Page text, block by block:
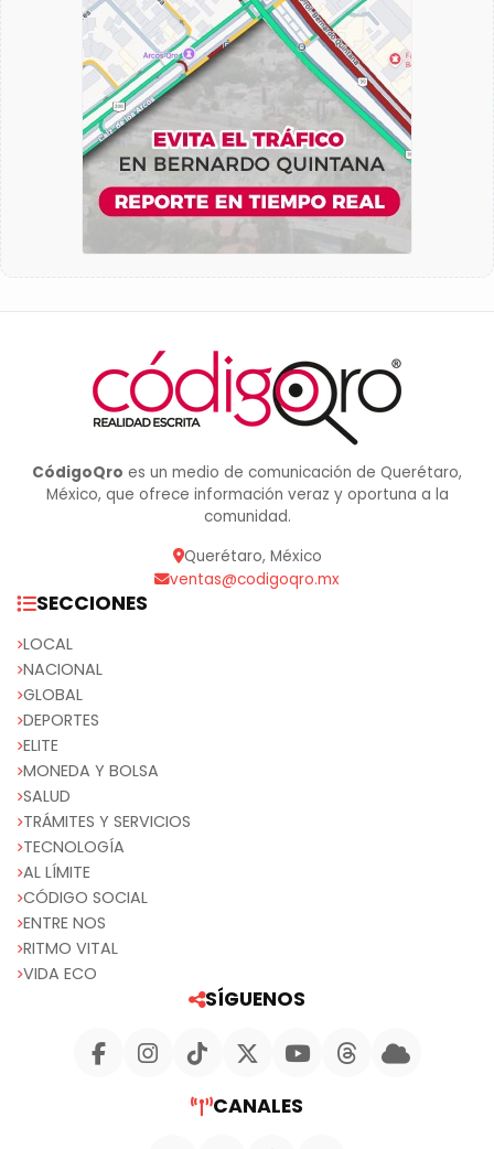
CódigoQro es un medio de comunicación de Querétaro,
México, que ofrece información veraz y oportuna a la
comunidad.
Querétaro, México
ventas@codigoqro.mx
SECCIONES
LOCAL
NACIONAL
GLOBAL
DEPORTES
ELITE
MONEDA Y BOLSA
SALUD
TRÁMITES Y SERVICIOS
TECNOLOGÍA
AL LÍMITE
CÓDIGO SOCIAL
ENTRE NOS
RITMO VITAL
VIDA ECO
SÍGUENOS
CANALES